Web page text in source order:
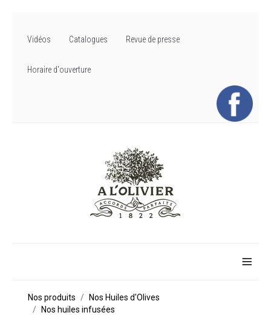
Vidéos Catalogues Revue de presse
Horaire d'ouverture
≡
Nos produits
Nos Huiles d'Olives
Nos huiles infusées